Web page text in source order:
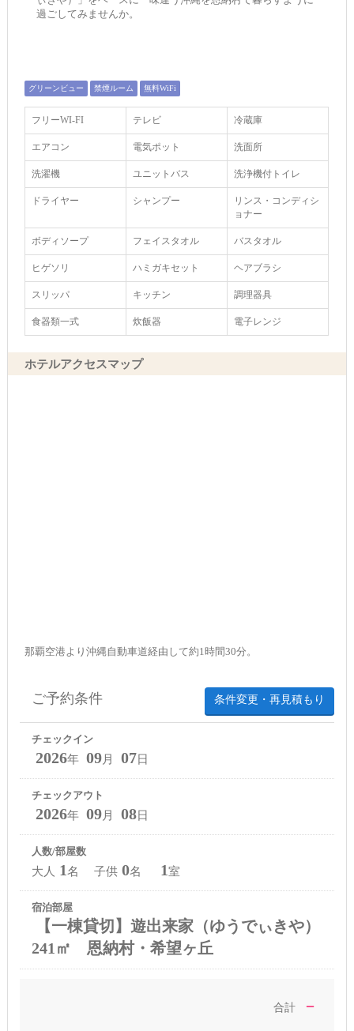
過ごしてみませんか。
グリーンビュー 禁煙ルーム 無料WiFi
フリーWI‐FI テレビ 冷蔵庫
エアコン 電気ポット 洗面所
洗濯機 ユニットバス 洗浄機付トイレ
ドライヤー シャンプー
リンス・コンディシ
ョナー
ボディソープ フェイスタオル バスタオル
ヒゲソリ ハミガキセット ヘアブラシ
スリッパ キッチン 調理器具
食器類一式 炊飯器 電子レンジ
ホテルアクセスマップ
那覇空港より沖縄自動車道経由して約1時間30分。
条件変更・再見積もり
ご予約条件
チェックイン
2026年 09月 07日
チェックアウト
2026年 09月 08日
人数/部屋数
大人 1名 子供 0名 1室
宿泊部屋
【一棟貸切】遊出来家（ゆうでぃきや）
241㎡ 恩納村・希望ヶ丘
合計 －